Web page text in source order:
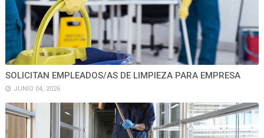
SOLICITAN EMPLEADOS/AS DE LIMPIEZA PARA EMPRESA
JUNIO 04, 2026